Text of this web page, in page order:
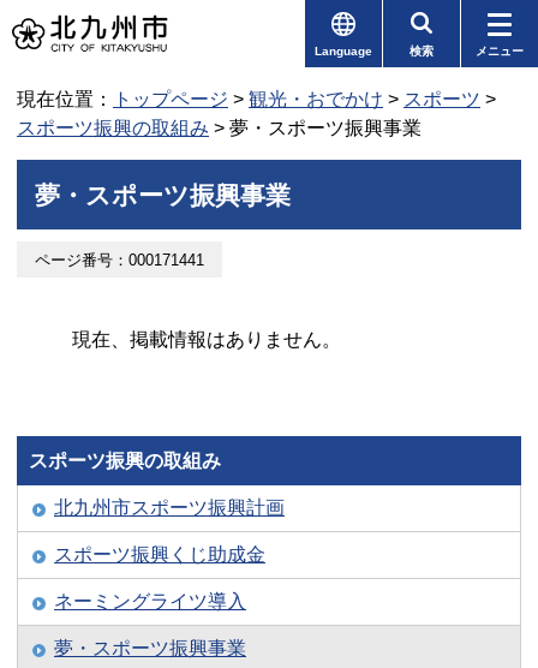
Language 検索 メニュー
現在位置： トップページ > 観光・おでかけ > スポーツ >
スポーツ振興の取組み > 夢・スポーツ振興事業
夢・スポーツ振興事業
ページ番号：000171441
現在、掲載情報はありません。
スポーツ振興の取組み
北九州市スポーツ振興計画
スポーツ振興くじ助成金
ネーミングライツ導入
夢・スポーツ振興事業